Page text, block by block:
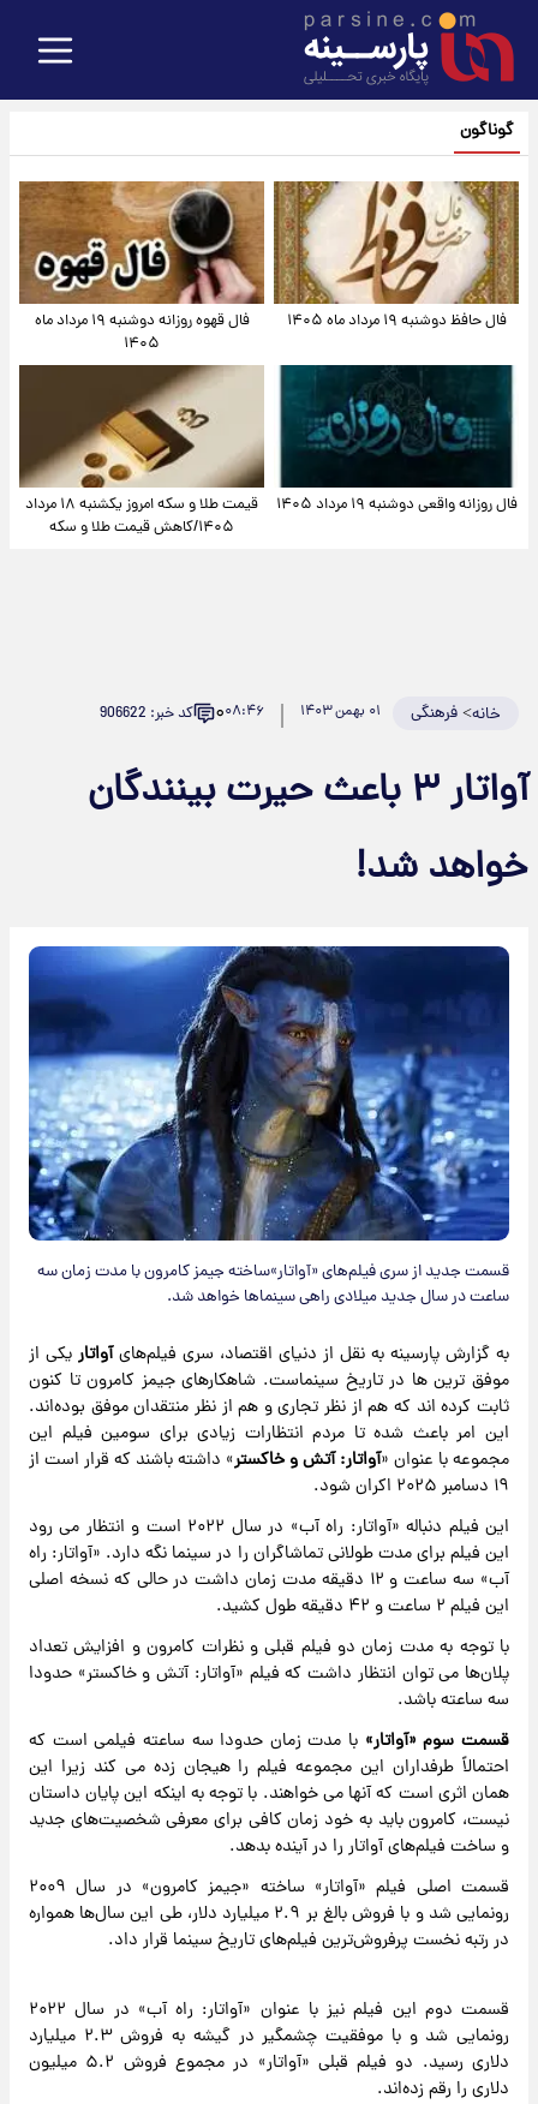
گوناگون
فال حافظ دوشنبه ۱۹ مرداد ماه ۱۴۰۵
فال قهوه روزانه دوشنبه ۱۹ مرداد ماه
۱۴۰۵
فال روزانه واقعی دوشنبه ۱۹ مرداد ۱۴۰۵
قیمت طلا و سکه امروز یکشنبه ۱۸ مرداد
۱۴۰۵/کاهش قیمت طلا و سکه
خانه>فرهنگی ۰۱ بهمن ۱۴۰۳ ۰۸:۴۶۰ کد خبر: 906622
آواتار ۳ باعث حیرت بینندگان
خواهد شد!
قسمت جدید از سری فیلم‌های «آواتار»ساخته جیمز کامرون با مدت زمان سه
ساعت در سال جدید میلادی راهی سینماها خواهد شد.
به گزارش پارسینه به نقل از دنیای اقتصاد، سری فیلم‌هایآواتار یکی از
موفق ترین ها در تاریخ سینماست. شاهکارهای جیمز کامرون تا کنون
ثابت کرده اند که هم از نظر تجاری و هم از نظر منتقدان موفق بوده‌اند.
این امر باعث شده تا مردم انتظارات زیادی برای سومین فیلم این
مجموعه با عنوان «آواتار: آتش و خاکستر» داشته باشند که قرار است از
۱۹ دسامبر ۲۰۲۵ اکران شود.
این فیلم دنباله «آواتار: راه آب» در سال ۲۰۲۲ است و انتظار می رود
این فیلم برای مدت طولانی تماشاگران را در سینما نگه دارد. «آواتار: راه
آب» سه ساعت و ۱۲ دقیقه مدت زمان داشت در حالی که نسخه اصلی
این فیلم ۲ ساعت و ۴۲ دقیقه طول کشید.
با توجه به مدت زمان دو فیلم قبلی و نظرات کامرون و افزایش تعداد
پلان‌ها می توان انتظار داشت که فیلم «آواتار: آتش و خاکستر» حدودا
سه ساعته باشد.
قسمت سوم «آواتار» با مدت زمان حدودا سه ساعته فیلمی است که
احتمالاً طرفداران این مجموعه فیلم را هیجان زده می کند زیرا این
همان اثری است که آنها می خواهند. با توجه به اینکه این پایان داستان
نیست، کامرون باید به خود زمان کافی برای معرفی شخصیت‌های جدید
و ساخت فیلم‌های آواتار را در آینده بدهد.
قسمت اصلی فیلم «آواتار» ساخته «جیمز کامرون» در سال ۲۰۰۹
رونمایی شد و با فروش بالغ بر ۲.۹ میلیارد دلار، طی این سال‌ها همواره
در رتبه نخست پرفروش‌ترین فیلم‌های تاریخ سینما قرار داد.
قسمت دوم این فیلم نیز با عنوان «آواتار: راه آب» در سال ۲۰۲۲
رونمایی شد و با موفقیت چشمگیر در گیشه به فروش ۲.۳ میلیارد
دلاری رسید. دو فیلم قبلی «آواتار» در مجموع فروش ۵.۲ میلیون
دلاری را رقم زده‌اند.